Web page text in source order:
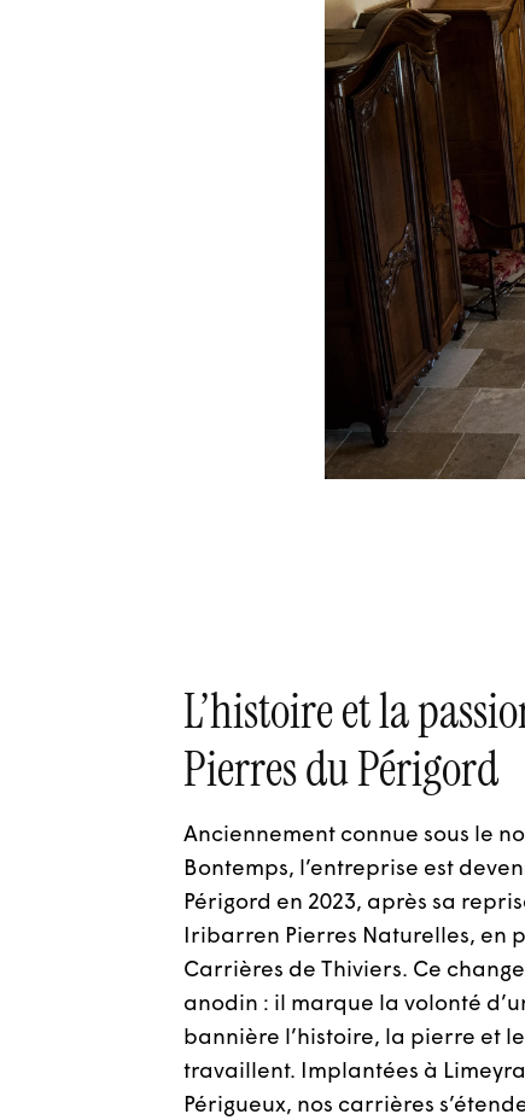
L’histoire et la
Pierres du Périgord
Anciennement connue sous le
Bontemps, l’entreprise est
Périgord en 2023, après sa
Iribarren Pierres Naturelles, en
Carrières de Thiviers. Ce
anodin : il marque la volonté
bannière l’histoire, la pierre et
travaillent. Implantées à
Périgueux, nos carrières